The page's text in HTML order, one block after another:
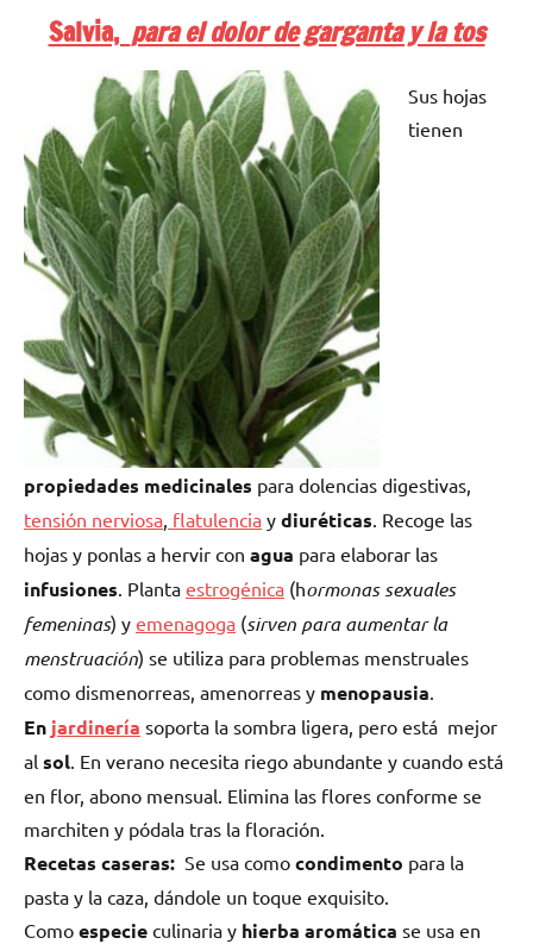
Salvia, para el dolor de garganta y la tos
Sus hojas
tienen
propiedades medicinales para dolencias digestivas,
tensión nerviosa flatulencia y diuréticas . Recoge las
hojas y ponlas a hervir con agua para elaborar las
infusiones . Planta estrogénica (hormonas sexuales
femeninas) y emenagoga (sirven para aumentar la
menstruación) se utiliza para problemas menstruales
como dismenorreas, amenorreas y menopausia
En jardinería soporta la sombra ligera, pero está mejor
al sol . En verano necesita riego abundante y cuando está
en flor, abono mensual. Elimina las flores conforme se
marchiten y pódala tras la floración.
Recetas caseras: Se usa como condimento para la
pasta y la caza, dándole un toque exquisito.
Como especie culinaria y hierba aromática se usa en